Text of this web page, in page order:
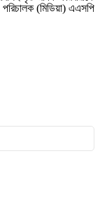
(মিডিয়া) এএসপি